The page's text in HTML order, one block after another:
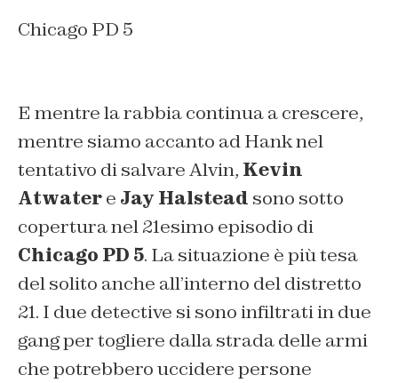
Chicago PD 5
E mentre la rabbia continua a crescere,
mentre siamo accanto ad Hank nel
tentativo di salvare Alvin, Kevin
Atwatere Jay Halstead sono sotto
copertura nel 21esimo episodio di
Chicago PD 5. La situazione è più tesa
del solito anche all’interno del distretto
21. I due detective si sono infiltrati in due
gang per togliere dalla strada delle armi
che potrebbero uccidere persone